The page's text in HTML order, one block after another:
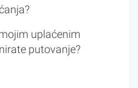
uplaćenim
putovanje?